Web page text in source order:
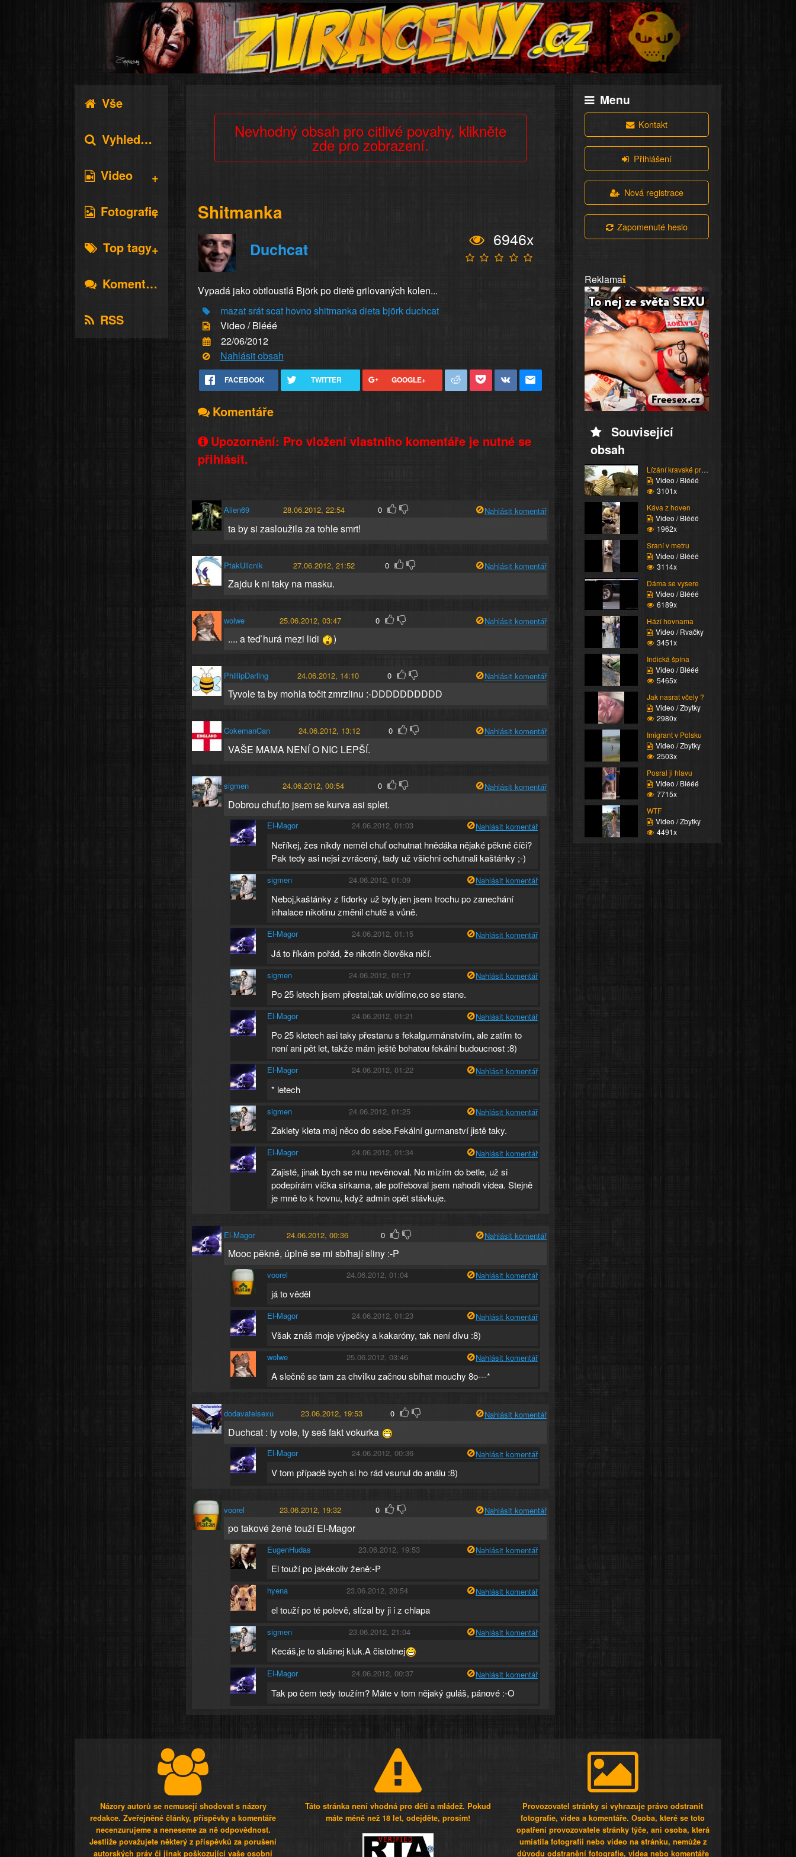
Vše
Vyhledávání
Video
Fotografie
Top tagy
Komentáře
RSS
Nevhodný obsah pro citlivé povahy, klikněte
zde pro zobrazení.
Shitmanka
Duchcat
6946x
Vypadá jako obtloustlá Björk po dietě grilovaných kolen...
mazatsrátscat hovno shitmankadietabjörkduchcat
Video / Blééé
22/06/2012
Nahlásit obsah
FACEBOOK TWITTER GOOGLE+
Komentáře
Upozornění: Pro vložení vlastního komentáře je nutné se
přihlásit.
Alien69 28.06.2012, 22:54 0 Nahlásit komentář
ta by si zasloužila za tohle smrt!
PtakUlicnik 27.06.2012, 21:52 0 Nahlásit komentář
Zajdu k ni taky na masku.
wolwe 25.06.2012, 03:47 0 Nahlásit komentář
.... a teď hurá mezi lidi )
PhillipDarling 24.06.2012, 14:10 0 Nahlásit komentář
Tyvole ta by mohla točit zmrzlinu :-DDDDDDDDDD
CokemanCan 24.06.2012, 13:12 0 Nahlásit komentář
VAŠE MAMA NENÍ O NIC LEPŠÍ.
sigmen 24.06.2012, 00:54 0 Nahlásit komentář
Dobrou chuť,to jsem se kurva asi splet.
El-Magor 24.06.2012, 01:03 Nahlásit komentář
Neříkej, žes nikdy neměl chuť ochutnat hnědáka nějaké pěkné číči?
Pak tedy asi nejsi zvrácený, tady už všichni ochutnali kaštánky ;-)
sigmen 24.06.2012, 01:09 Nahlásit komentář
Neboj,kaštánky z fidorky už byly,jen jsem trochu po zanechání
inhalace nikotinu změnil chutě a vůně.
El-Magor 24.06.2012, 01:15 Nahlásit komentář
Já to říkám pořád, že nikotin člověka ničí.
sigmen 24.06.2012, 01:17 Nahlásit komentář
Po 25 letech jsem přestal,tak uvidíme,co se stane.
El-Magor 24.06.2012, 01:21 Nahlásit komentář
Po 25 kletech asi taky přestanu s fekalgurmánstvím, ale zatím to
není ani pět let, takže mám ještě bohatou fekální budoucnost :8)
El-Magor 24.06.2012, 01:22 Nahlásit komentář
* letech
sigmen 24.06.2012, 01:25 Nahlásit komentář
Zaklety kleta maj něco do sebe.Fekální gurmanství jistě taky.
El-Magor 24.06.2012, 01:34 Nahlásit komentář
Zajisté, jinak bych se mu nevěnoval. No mizím do betle, už si
podepírám víčka sirkama, ale potřeboval jsem nahodit videa. Stejně
je mně to k hovnu, když admin opět stávkuje.
El-Magor 24.06.2012, 00:36 0 Nahlásit komentář
Mooc pěkné, úplně se mi sbíhají sliny :-P
voorel 24.06.2012, 01:04 Nahlásit komentář
já to věděl
El-Magor 24.06.2012, 01:23 Nahlásit komentář
Však znáš moje výpečky a kakaróny, tak není divu :8)
wolwe 25.06.2012, 03:46 Nahlásit komentář
A slečně se tam za chvilku začnou sbíhat mouchy 8o---*
dodavatelsexu 23.06.2012, 19:53 0 Nahlásit komentář
Duchcat : ty vole, ty seš fakt vokurka
El-Magor 24.06.2012, 00:36 Nahlásit komentář
V tom případě bych si ho rád vsunul do análu :8)
voorel 23.06.2012, 19:32 0 Nahlásit komentář
po takové ženě touží El-Magor
EugenHudas 23.06.2012, 19:53 Nahlásit komentář
El touží po jakékoliv ženě:-P
hyena 23.06.2012, 20:54 Nahlásit komentář
el touží po té polevě, slízal by ji i z chlapa
sigmen 23.06.2012, 21:04 Nahlásit komentář
Kecáš,je to slušnej kluk.A čistotnej
El-Magor 24.06.2012, 00:37 Nahlásit komentář
Tak po čem tedy toužím? Máte v tom nějaký guláš, pánové :-O
Menu
Kontakt
Přihlášení
Nová registrace
Zapomenuté heslo
Reklama
Související
obsah
Lízání kravské prdele
Video / Blééé
3101x
Káva z hoven
Video / Blééé
1962x
Sraní v metru
Video / Blééé
3114x
Dáma se vysere
Video / Blééé
6189x
Hází hovnama
Video / Rvačky
3451x
Indická špína
Video / Blééé
5465x
Jak nasrat včely ?
Video / Zbytky
2980x
Imigrant v Polsku
Video / Zbytky
2503x
Posral ji hlavu
Video / Blééé
7715x
WTF
Video / Zbytky
4491x
Názory autorů se nemusejí shodovat s názory
redakce. Zveřejněné články, příspěvky a komentáře
necenzurujeme a neneseme za ně odpovědnost.
Jestliže považujete některý z příspěvků za porušení
autorských práv či jinak poškozující vaše osobní
Táto stránka není vhodná pro děti a mládež. Pokud
máte méně než 18 let, odejděte, prosím!
Provozovatel stránky si vyhrazuje právo odstranit
fotografie, videa a komentáře. Osoba, které se toto
opatření provozovatele stránky týče, ani osoba, která
umístila fotografii nebo video na stránku, nemůže z
důvodu odstranění fotografie, videa nebo komentáře